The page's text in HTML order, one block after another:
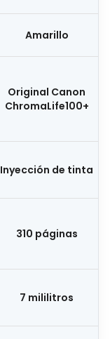
Amarillo
Original Canon
ChromaLife100+
Inyección de tinta
310 páginas
7 mililitros